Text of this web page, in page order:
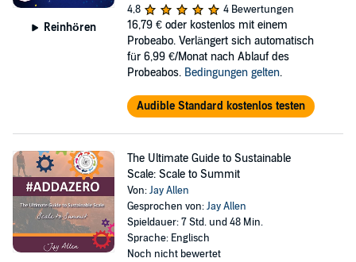
Reinhören
4,8
4 Bewertungen
16,79 € oder kostenlos mit einem
Probeabo. Verlängert sich automatisch
für 6,99 €/Monat nach Ablauf des
Probeabos. Bedingungen gelten.
Audible Standard kostenlos testen
The Ultimate Guide to Sustainable
Scale: Scale to Summit
Von:Jay Allen
Gesprochen von:Jay Allen
Spieldauer: 7 Std. und 48 Min.
Sprache: Englisch
Noch nicht bewertet